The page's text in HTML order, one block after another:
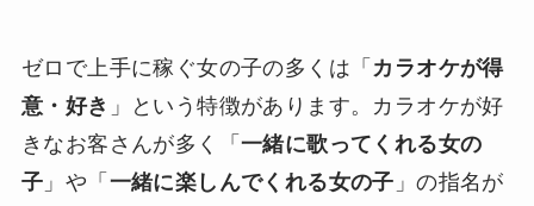
ゼロで上手に稼ぐ女の子の多くは「 カラオケが得
意・好き 」という特徴があります。カラオケが好
きなお客さんが多く「 一緒に歌ってくれる女の
子 」や「 一緒に楽しんでくれる女の子 」の指名が